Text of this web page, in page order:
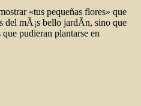
«tus pequeñas flores» que
del mÃ¡s bello jardÃ­n, sino que
pudieran plantarse en